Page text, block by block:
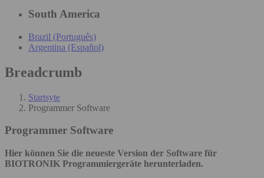
South America
Brazil (Português)
Argentina (Español)
Breadcrumb
Startsyte
Programmer Software
Programmer Software
Hier können Sie die neueste Version der Software für
BIOTRONIK Programmiergeräte herunterladen.